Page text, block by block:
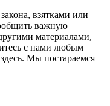
взятками или
важную
материалами,
с нами любым
Мы постараемся